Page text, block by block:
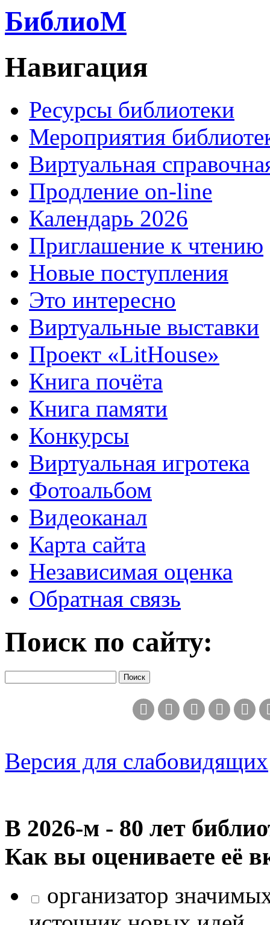
БиблиоМ
Навигация
Ресурсы библиотеки
Мероприятия
Виртуальная
Продление on-line
Календарь 2026
Приглашение к чтению
Новые поступления
Это интересно
Виртуальные выставки
Проект «LitHouse»
Книга почёта
Книга памяти
Конкурсы
Виртуальная игротека
Фотоальбом
Видеоканал
Карта сайта
Независимая оценка
Обратная связь
Поиск по сайту:
Версия для слабовидящих
В 2026‑м - 80 лет
Как вы оцениваете её
организатор